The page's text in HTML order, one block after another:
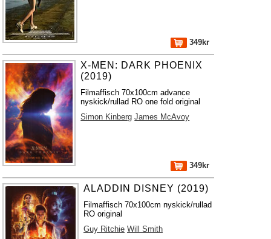
349kr
X-MEN: DARK PHOENIX
(2019)
Filmaffisch 70x100cm advance
nyskick/rullad RO one fold original
Simon Kinberg James McAvoy
349kr
ALADDIN DISNEY (2019)
Filmaffisch 70x100cm nyskick/rullad
RO original
Guy Ritchie Will Smith